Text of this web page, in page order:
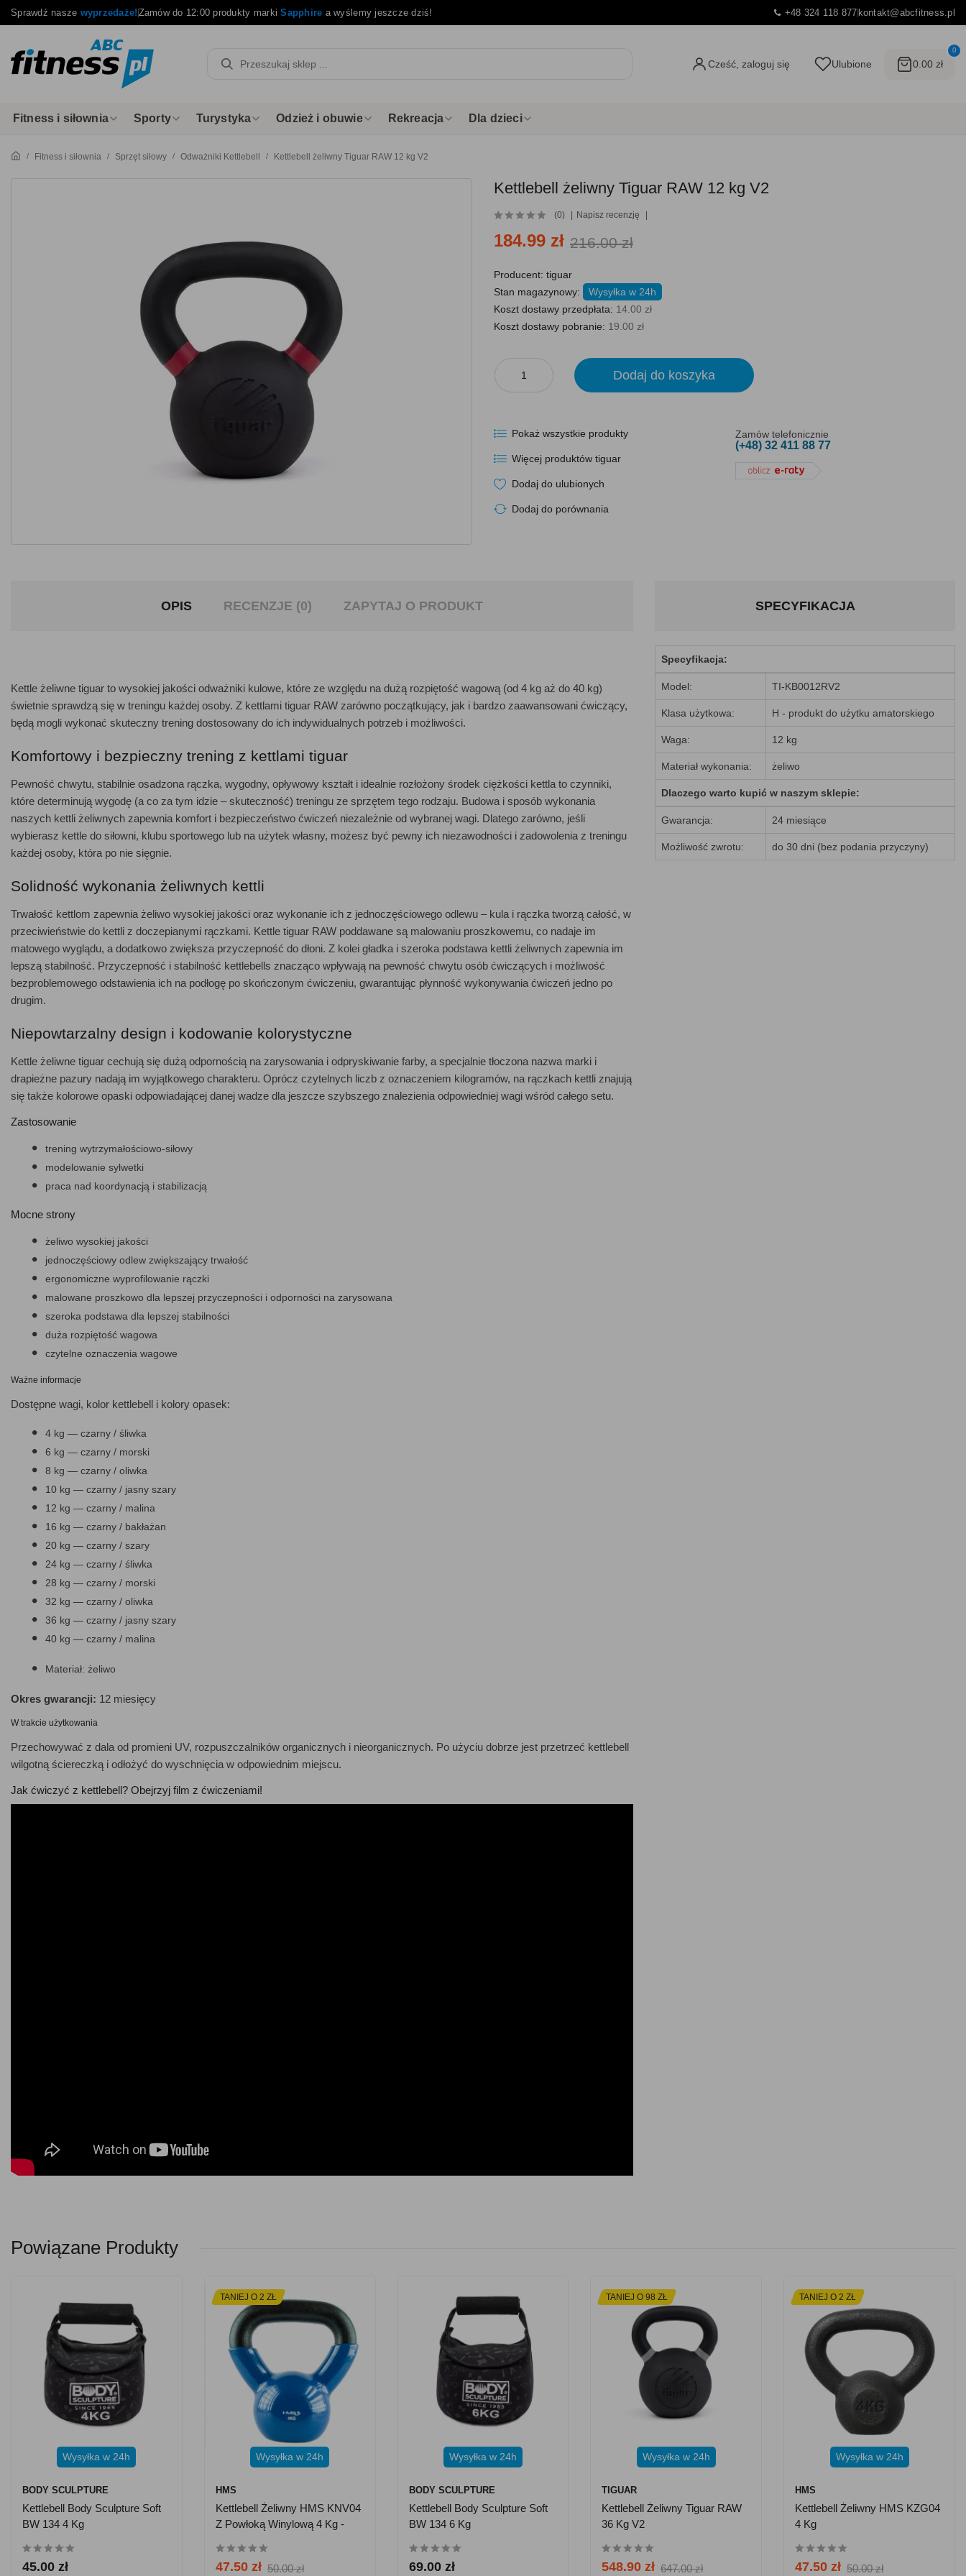
Sprawdź nasze wyprzedaże!Zamów do 12:00 produkty markiSapphire a wyślemy jeszcze dziś! +48 324 118 877kontakt@abcfitness.pl
Cześć, zaloguj się Ulubione
0
0.00 zł
Fitness i siłownia Sporty Turystyka Odzież i obuwie Rekreacja Dla dzieci
Fitness i siłownia Sprzęt siłowy Odważniki Kettlebell Kettlebell żeliwny Tiguar RAW 12 kg V2
Kettlebell żeliwny Tiguar RAW 12 kg V2
(0) Napisz recenzję
184.99 zł 216.00 zł
Producent: tiguar
Stan magazynowy:
Wysyłka w 24h
Koszt dostawy przedpłata: 14.00 zł
Koszt dostawy pobranie: 19.00 zł
Dodaj do koszyka
Pokaż wszystkie produkty
Więcej produktów tiguar
Dodaj do ulubionych
Dodaj do porównania
Zamów telefonicznie
(+48) 32 411 88 77
OPIS RECENZJE (0) ZAPYTAJ O PRODUKT
Kettle żeliwne tiguar to wysokiej jakości odważniki kulowe, które ze względu na dużą rozpiętość wagową (od 4 kg aż do 40 kg)
świetnie sprawdzą się w treningu każdej osoby. Z kettlami tiguar RAW zarówno początkujący, jak i bardzo zaawansowani ćwiczący,
będą mogli wykonać skuteczny trening dostosowany do ich indywidualnych potrzeb i możliwości.
Komfortowy i bezpieczny trening z kettlami tiguar
Pewność chwytu, stabilnie osadzona rączka, wygodny, opływowy kształt i idealnie rozłożony środek ciężkości kettla to czynniki,
które determinują wygodę (a co za tym idzie – skuteczność) treningu ze sprzętem tego rodzaju. Budowa i sposób wykonania
naszych kettli żeliwnych zapewnia komfort i bezpieczeństwo ćwiczeń niezależnie od wybranej wagi. Dlatego zarówno, jeśli
wybierasz kettle do siłowni, klubu sportowego lub na użytek własny, możesz być pewny ich niezawodności i zadowolenia z treningu
każdej osoby, która po nie sięgnie.
Solidność wykonania żeliwnych kettli
Trwałość kettlom zapewnia żeliwo wysokiej jakości oraz wykonanie ich z jednoczęściowego odlewu – kula i rączka tworzą całość, w
przeciwieństwie do kettli z doczepianymi rączkami. Kettle tiguar RAW poddawane są malowaniu proszkowemu, co nadaje im
matowego wyglądu, a dodatkowo zwiększa przyczepność do dłoni. Z kolei gładka i szeroka podstawa kettli żeliwnych zapewnia im
lepszą stabilność. Przyczepność i stabilność kettlebells znacząco wpływają na pewność chwytu osób ćwiczących i możliwość
bezproblemowego odstawienia ich na podłogę po skończonym ćwiczeniu, gwarantując płynność wykonywania ćwiczeń jedno po
drugim.
Niepowtarzalny design i kodowanie kolorystyczne
Kettle żeliwne tiguar cechują się dużą odpornością na zarysowania i odpryskiwanie farby, a specjalnie tłoczona nazwa marki i
drapieżne pazury nadają im wyjątkowego charakteru. Oprócz czytelnych liczb z oznaczeniem kilogramów, na rączkach kettli znajują
się także kolorowe opaski odpowiadającej danej wadze dla jeszcze szybszego znalezienia odpowiedniej wagi wśród całego setu.
Zastosowanie
trening wytrzymałościowo-siłowy
modelowanie sylwetki
praca nad koordynacją i stabilizacją
Mocne strony
żeliwo wysokiej jakości
jednoczęściowy odlew zwiększający trwałość
ergonomiczne wyprofilowanie rączki
malowane proszkowo dla lepszej przyczepności i odporności na zarysowana
szeroka podstawa dla lepszej stabilności
duża rozpiętość wagowa
czytelne oznaczenia wagowe
Ważne informacje
Dostępne wagi, kolor kettlebell i kolory opasek:
4 kg — czarny / śliwka
6 kg — czarny / morski
8 kg — czarny / oliwka
10 kg — czarny / jasny szary
12 kg — czarny / malina
16 kg — czarny / bakłażan
20 kg — czarny / szary
24 kg — czarny / śliwka
28 kg — czarny / morski
32 kg — czarny / oliwka
36 kg — czarny / jasny szary
40 kg — czarny / malina
Materiał: żeliwo
Okres gwarancji: 12 miesięcy
W trakcie użytkowania
Przechowywać z dala od promieni UV, rozpuszczalników organicznych i nieorganicznych. Po użyciu dobrze jest przetrzeć kettlebell
wilgotną ściereczką i odłożyć do wyschnięcia w odpowiednim miejscu.
Jak ćwiczyć z kettlebell? Obejrzyj film z ćwiczeniami!
SPECYFIKACJA
Specyfikacja:
Model: TI-KB0012RV2
Klasa użytkowa: H - produkt do użytku amatorskiego
Waga: 12 kg
Materiał wykonania: żeliwo
Dlaczego warto kupić w naszym sklepie:
Gwarancja: 24 miesiące
Możliwość zwrotu: do 30 dni (bez podania przyczyny)
Powiązane Produkty
Wysyłka w 24h
BODY SCULPTURE
Kettlebell Body Sculpture Soft
BW 134 4 Kg
45.00 zł
TANIEJ O 2 ZŁ
Wysyłka w 24h
HMS
Kettlebell Żeliwny HMS KNV04
Z Powłoką Winylową 4 Kg -
47.50 zł 50.00 zł
Wysyłka w 24h
BODY SCULPTURE
Kettlebell Body Sculpture Soft
BW 134 6 Kg
69.00 zł
TANIEJ O 98 ZŁ
Wysyłka w 24h
TIGUAR
Kettlebell Żeliwny Tiguar RAW
36 Kg V2
548.90 zł 647.00 zł
TANIEJ O 2 ZŁ
Wysyłka w 24h
HMS
Kettlebell Żeliwny HMS KZG04
4 Kg
47.50 zł 50.00 zł